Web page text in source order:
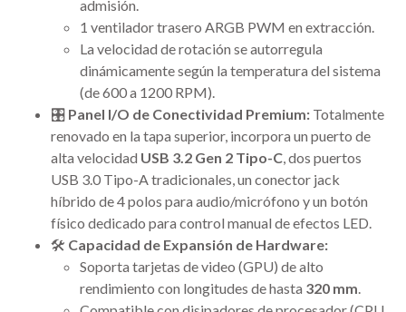
admisión.
1 ventilador trasero ARGB PWM en extracción.
La velocidad de rotación se autorregula
dinámicamente según la temperatura del sistema
(de 600 a 1200 RPM).
🎛️ Panel I/O de Conectividad Premium: Totalmente
renovado en la tapa superior, incorpora un puerto de
alta velocidad USB 3.2 Gen 2 Tipo-C, dos puertos
USB 3.0 Tipo-A tradicionales, un conector jack
híbrido de 4 polos para audio/micrófono y un botón
físico dedicado para control manual de efectos LED.
🛠️ Capacidad de Expansión de Hardware:
Soporta tarjetas de video (GPU) de alto
rendimiento con longitudes de hasta 320 mm.